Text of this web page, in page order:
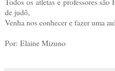
de judô,
Venha nos conhecer e fazer uma
Por: Elaine Mizuno